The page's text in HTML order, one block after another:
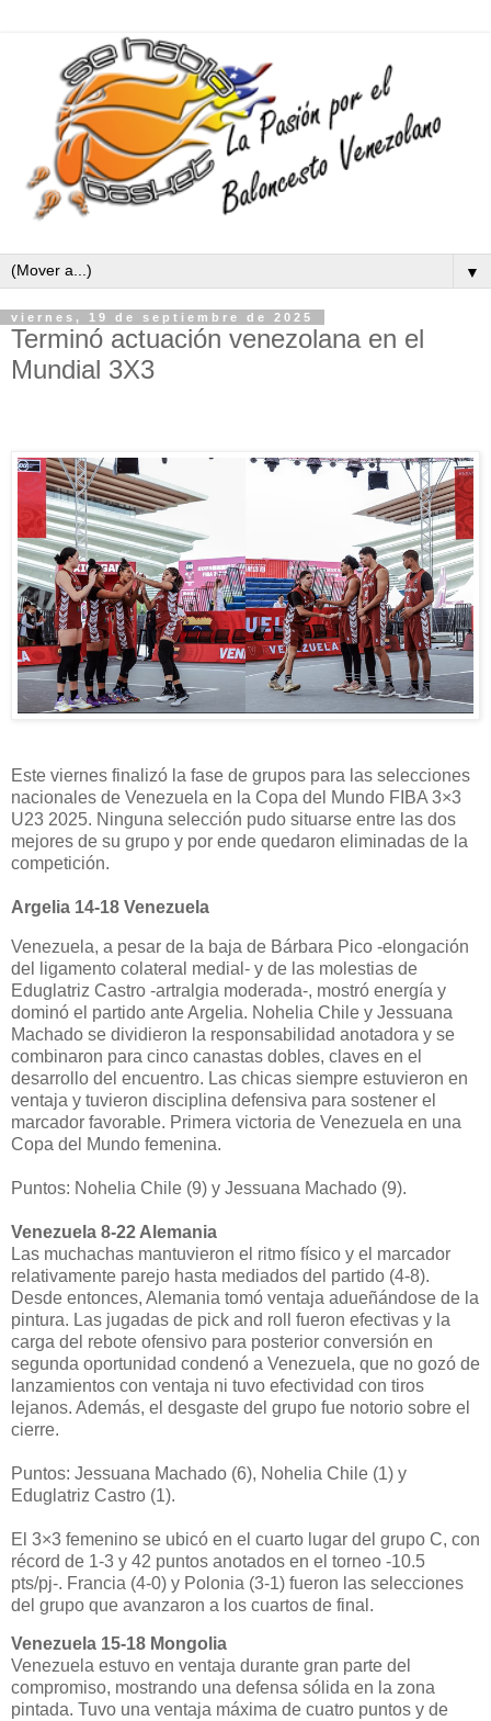
▼
viernes, 19 de septiembre de 2025
Terminó actuación venezolana en el
Mundial 3X3
Este viernes finalizó la fase de grupos para las selecciones
nacionales de Venezuela en la Copa del Mundo FIBA 3×3
U23 2025. Ninguna selección pudo situarse entre las dos
mejores de su grupo y por ende quedaron eliminadas de la
competición.
Argelia 14-18 Venezuela
Venezuela, a pesar de la baja de Bárbara Pico -elongación
del ligamento colateral medial- y de las molestias de
Eduglatriz Castro -artralgia moderada-, mostró energía y
dominó el partido ante Argelia. Nohelia Chile y Jessuana
Machado se dividieron la responsabilidad anotadora y se
combinaron para cinco canastas dobles, claves en el
desarrollo del encuentro. Las chicas siempre estuvieron en
ventaja y tuvieron disciplina defensiva para sostener el
marcador favorable. Primera victoria de Venezuela en una
Copa del Mundo femenina.
Puntos: Nohelia Chile (9) y Jessuana Machado (9).
Venezuela 8-22 Alemania
Las muchachas mantuvieron el ritmo físico y el marcador
relativamente parejo hasta mediados del partido (4-8).
Desde entonces, Alemania tomó ventaja adueñándose de la
pintura. Las jugadas de pick and roll fueron efectivas y la
carga del rebote ofensivo para posterior conversión en
segunda oportunidad condenó a Venezuela, que no gozó de
lanzamientos con ventaja ni tuvo efectividad con tiros
lejanos. Además, el desgaste del grupo fue notorio sobre el
cierre.
Puntos: Jessuana Machado (6), Nohelia Chile (1) y
Eduglatriz Castro (1).
El 3×3 femenino se ubicó en el cuarto lugar del grupo C, con
récord de 1-3 y 42 puntos anotados en el torneo -10.5
pts/pj-. Francia (4-0) y Polonia (3-1) fueron las selecciones
del grupo que avanzaron a los cuartos de final.
Venezuela 15-18 Mongolia
Venezuela estuvo en ventaja durante gran parte del
compromiso, mostrando una defensa sólida en la zona
pintada. Tuvo una ventaja máxima de cuatro puntos y de